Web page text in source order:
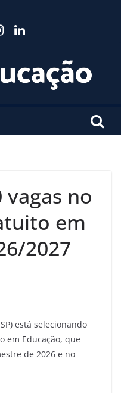
vagas no
em
2027
está selecionando
em Educação, que
de 2026 e no